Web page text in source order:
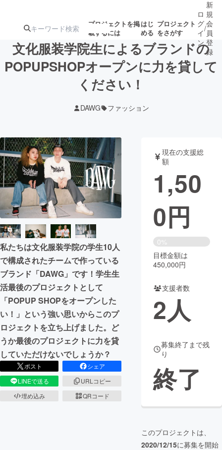
プロジェクトを掲
載するには
はじ
める
プロジェクト
をさがす
注目の新着プロ
ジェクト
募集終了が近いプ
テクノロジー・ガジェット
映像・映画 書籍・雑誌
ビジネス・起業 チャレンジ
まちづくり・地域活性化
CAMPFIRE for Social Good
CAMPFIRE Creation
CAMPFIREふるさと納税
コミュニティ
ロ
グ
イ
ン
/
新
規
会
員
登
録
文化服装学院生によるブランドの
POPUPSHOPオープンに力を貸して
ください！
DAWG ファッション
私たちは文化服装学院の学生10人
で構成されたチームで作っている
ブランド「DAWG」です！学生生
活最後のプロジェクトとして
「POPUP SHOPをオープンした
い！」という強い思いからこのプ
ロジェクトを立ち上げました。ど
うか最後のプロジェクトに力を貸
していただけないでしょうか？
ポスト
シェア
LINEで送る
URLコピー
埋め込み
QRコード
現在の支援総
額
1,50
0円
0%
目標金額は
450,000円
支援者数
2人
募集終了まで残
り
終了
このプロジェクトは、
2020/12/15に募集を開始